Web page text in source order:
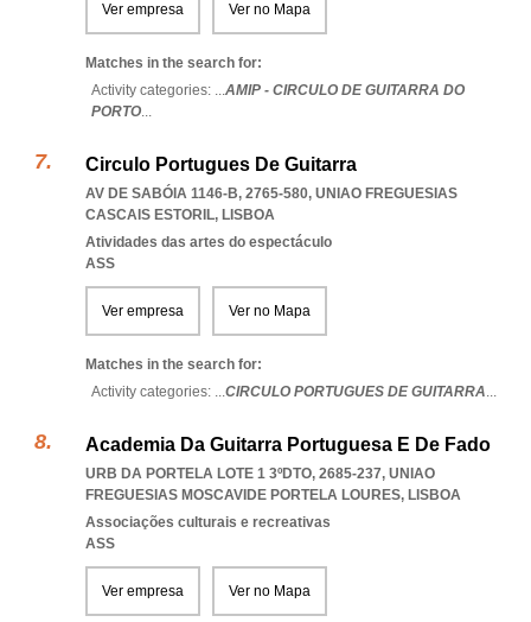
Ver empresa Ver no Mapa
Matches in the search for:
Activity categories: ...AMIP - CIRCULO DE GUITARRA DO
PORTO...
Circulo Portugues De Guitarra
AV DE SABÓIA 1146-B, 2765-580, UNIAO FREGUESIAS
CASCAIS ESTORIL, LISBOA
Atividades das artes do espectáculo
ASS
Ver empresa Ver no Mapa
Matches in the search for:
Activity categories: ...CIRCULO PORTUGUES DE GUITARRA...
Academia Da Guitarra Portuguesa E De Fado
URB DA PORTELA LOTE 1 3ºDTO, 2685-237, UNIAO
FREGUESIAS MOSCAVIDE PORTELA LOURES, LISBOA
Associações culturais e recreativas
ASS
Ver empresa Ver no Mapa